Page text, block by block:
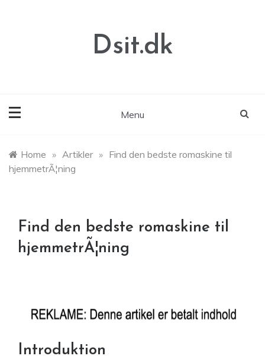
Dsit.dk
Menu
Home » Artikler » Find den bedste romaskine til
hjemmetrÃ¦ning
Find den bedste romaskine til
hjemmetrÃ¦ning
Introduktion